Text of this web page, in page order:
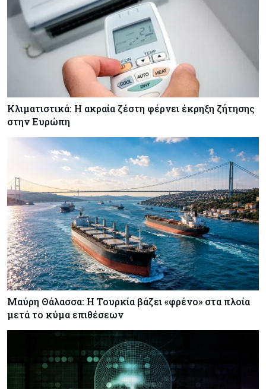
Γιατί οι κεντρικές τράπεζες αφήνουν τις αγορές
να «παίξουν μπάλα»
Κλιματιστικά: Η ακραία ζέστη φέρνει έκρηξη ζήτησης
στην Ευρώπη
Μαύρη Θάλασσα: Η Τουρκία βάζει «φρένο» στα πλοία
μετά το κύμα επιθέσεων